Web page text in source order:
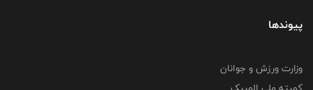
پیوندها
وزارت ورزش و جوانان